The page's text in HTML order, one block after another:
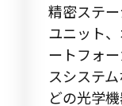
精密ステ
ユニット
ートフォ
スシステ
どの光学